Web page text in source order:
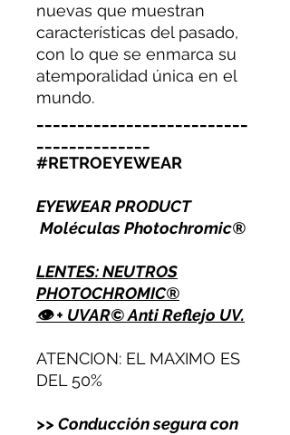
nuevas que muestran
características del pasado,
con lo que se enmarca su
atemporalidad única en el
mundo.
#RETROEYEWEAR
EYEWEAR PRODUCT
Moléculas Photochromic®
LENTES: NEUTROS
PHOTOCHROMIC®
👁 + UVAR© Anti Reflejo UV.
ATENCION: EL MAXIMO ES
DEL 50%
>> Conducción segura con